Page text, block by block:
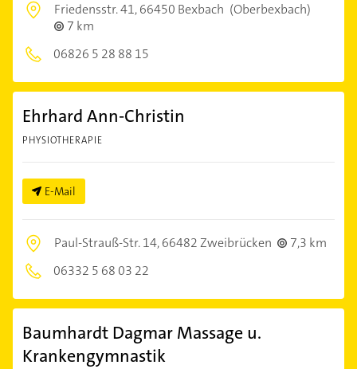
Friedensstr. 41,66450 Bexbach (Oberbexbach)
7 km
06826 5 28 88 15
Ehrhard Ann-Christin
PHYSIOTHERAPIE
E-Mail
Paul-Strauß-Str. 14,66482 Zweibrücken
7,3 km
06332 5 68 03 22
Baumhardt Dagmar Massage u.
Krankengymnastik